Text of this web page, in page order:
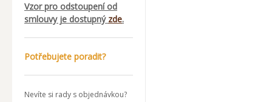
Vzor pro odstoupení od
smlouvy je dostupný zde.
Potřebujete poradit?
Nevíte si rady s objednávkou?